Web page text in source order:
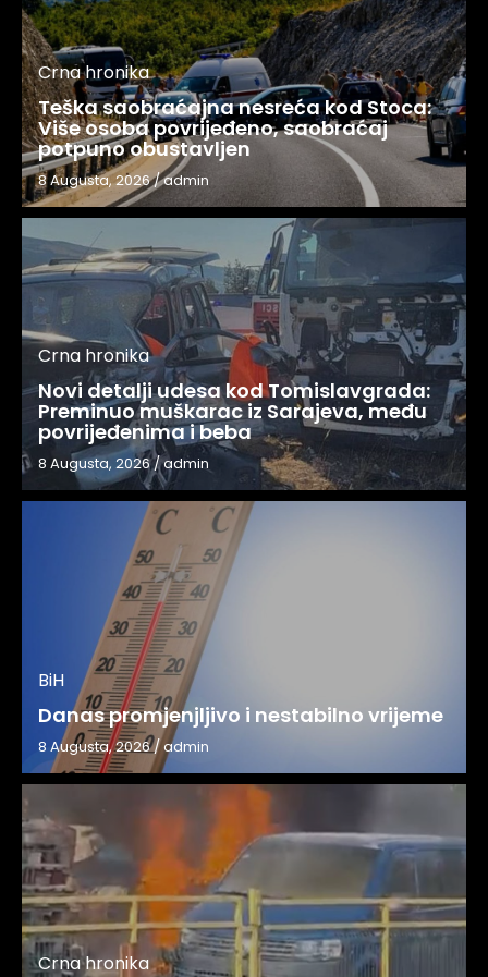
Crna hronika
Teška saobraćajna nesreća kod Stoca:
Više osoba povrijeđeno, saobraćaj
potpuno obustavljen
8 Augusta, 2026/admin
Crna hronika
Novi detalji udesa kod Tomislavgrada:
Preminuo muškarac iz Sarajeva, među
povrijeđenima i beba
8 Augusta, 2026/admin
BiH
Danas promjenjljivo i nestabilno vrijeme
8 Augusta, 2026/admin
Crna hronika